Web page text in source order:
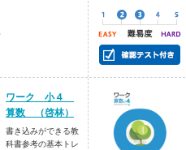
ワーク 小４
算数 （啓林）
書き込みができる教
科書参考の基本トレ